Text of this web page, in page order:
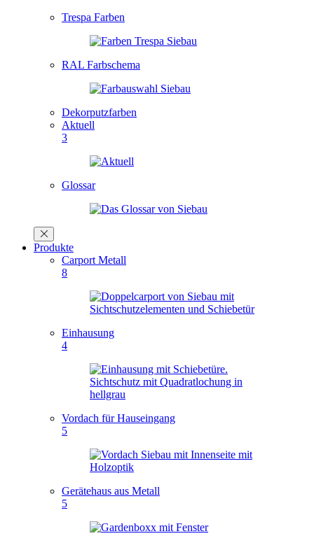
Trespa Farben
RAL Farbschema
Dekorputzfarben
Aktuell
3
Glossar
Produkte
Carport Metall
8
Einhausung
4
Vordach für Hauseingang
5
Gerätehaus aus Metall
5